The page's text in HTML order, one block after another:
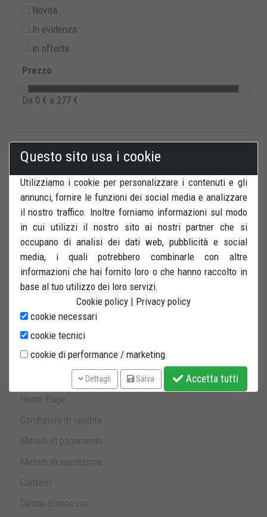
Novità
In evidenza
In offerta
Prezzo
Da 0 € a 277€
Home Page
Condizioni di vendita
Metodi di pagamento
Metodi di spedizione
Contatti
Diritto di recesso
Questo sito usa i cookie
Utilizziamo i cookie per personalizzare i contenuti e gli
annunci, fornire le funzioni dei social media e analizzare
il nostro traffico. Inoltre forniamo informazioni sul modo
in cui utilizzi il nostro sito ai nostri partner che si
occupano di analisi dei dati web, pubblicità e social
media, i quali potrebbero combinarle con altre
informazioni che hai fornito loro o che hanno raccolto in
base al tuo utilizzo dei loro servizi.
Cookie policy | Privacy policy
cookie necessari
cookie tecnici
cookie di performance / marketing
Dettagli Salva Accetta tutti